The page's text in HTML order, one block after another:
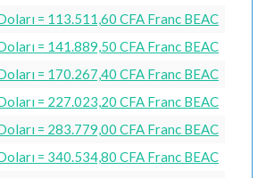
= 113.511,60 CFA Franc BEAC
= 141.889,50 CFA Franc BEAC
= 170.267,40 CFA Franc BEAC
= 227.023,20 CFA Franc BEAC
= 283.779,00 CFA Franc BEAC
= 340.534,80 CFA Franc BEAC